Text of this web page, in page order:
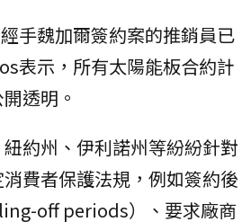
手魏加爾簽約案的推銷員已
表示，所有太陽能板合約計
透明。
約州、伊利諾州等紛紛針對
費者保護法規，例如簽約後
off periods）、要求廠商